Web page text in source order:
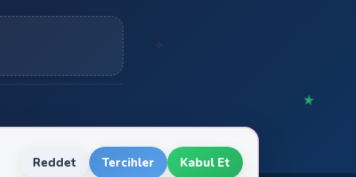
Reddet Tercihler Kabul Et